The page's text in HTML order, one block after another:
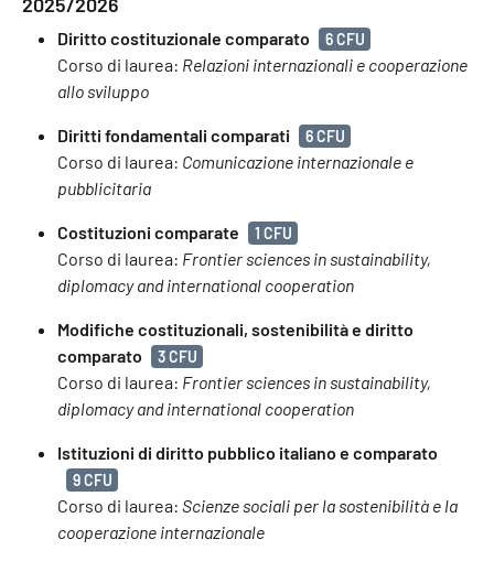
Diritto costituzionale comparato 6 CFU
Corso di laurea: Relazioni internazionali e cooperazione
allo sviluppo
Diritti fondamentali comparati 6 CFU
Corso di laurea: Comunicazione internazionale e
pubblicitaria
Costituzioni comparate 1 CFU
Corso di laurea: Frontier sciences in sustainability,
diplomacy and international cooperation
Modifiche costituzionali, sostenibilità e diritto
comparato
3 CFU
Corso di laurea: Frontier sciences in sustainability,
diplomacy and international cooperation
Istituzioni di diritto pubblico italiano e comparato
9 CFU
Corso di laurea: Scienze sociali per la sostenibilità e la
cooperazione internazionale